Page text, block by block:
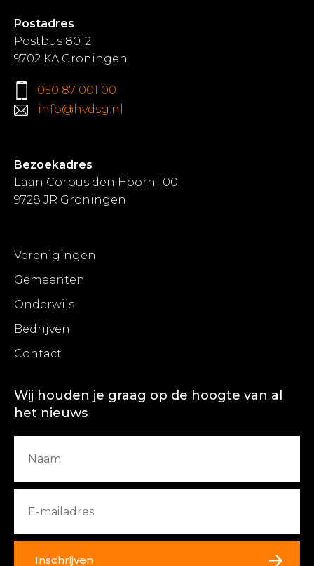
Postadres
Postbus 8012
9702 KA Groningen
050 87 001 00
info@hvdsg.nl
Bezoekadres
Laan Corpus den Hoorn 100
9728 JR Groningen
Verenigingen
Gemeenten
Onderwijs
Bedrijven
Contact
Wij houden je graag op de hoogte van al
het nieuws
Inschrijven